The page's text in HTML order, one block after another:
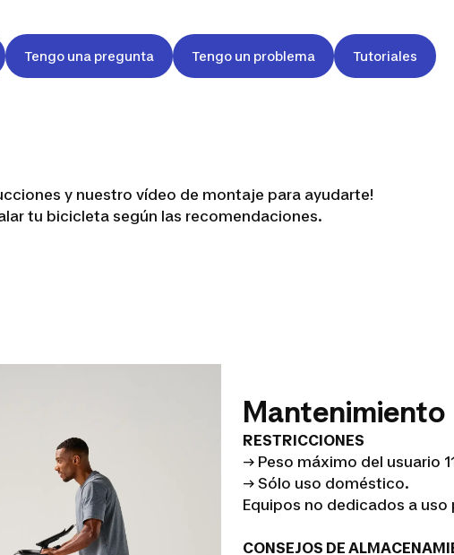
Tengo una pregunta Tengo un problema Tutoriales
y nuestro vídeo de montaje para ayudarte!
tu bicicleta según las recomendaciones.
Mantenimiento
RESTRICCIONES
→ Peso máximo del usuario
→ Sólo uso doméstico.
Equipos no dedicados a uso
CONSEJOS DE